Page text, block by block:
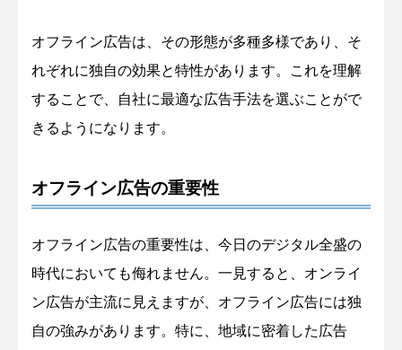
オフライン広告は、その形態が多種多様であり、そ
れぞれに独自の効果と特性があります。これを理解
することで、自社に最適な広告手法を選ぶことがで
きるようになります。
オフライン広告の重要性
オフライン広告の重要性は、今日のデジタル全盛の
時代においても侮れません。一見すると、オンライ
ン広告が主流に見えますが、オフライン広告には独
自の強みがあります。特に、地域に密着した広告